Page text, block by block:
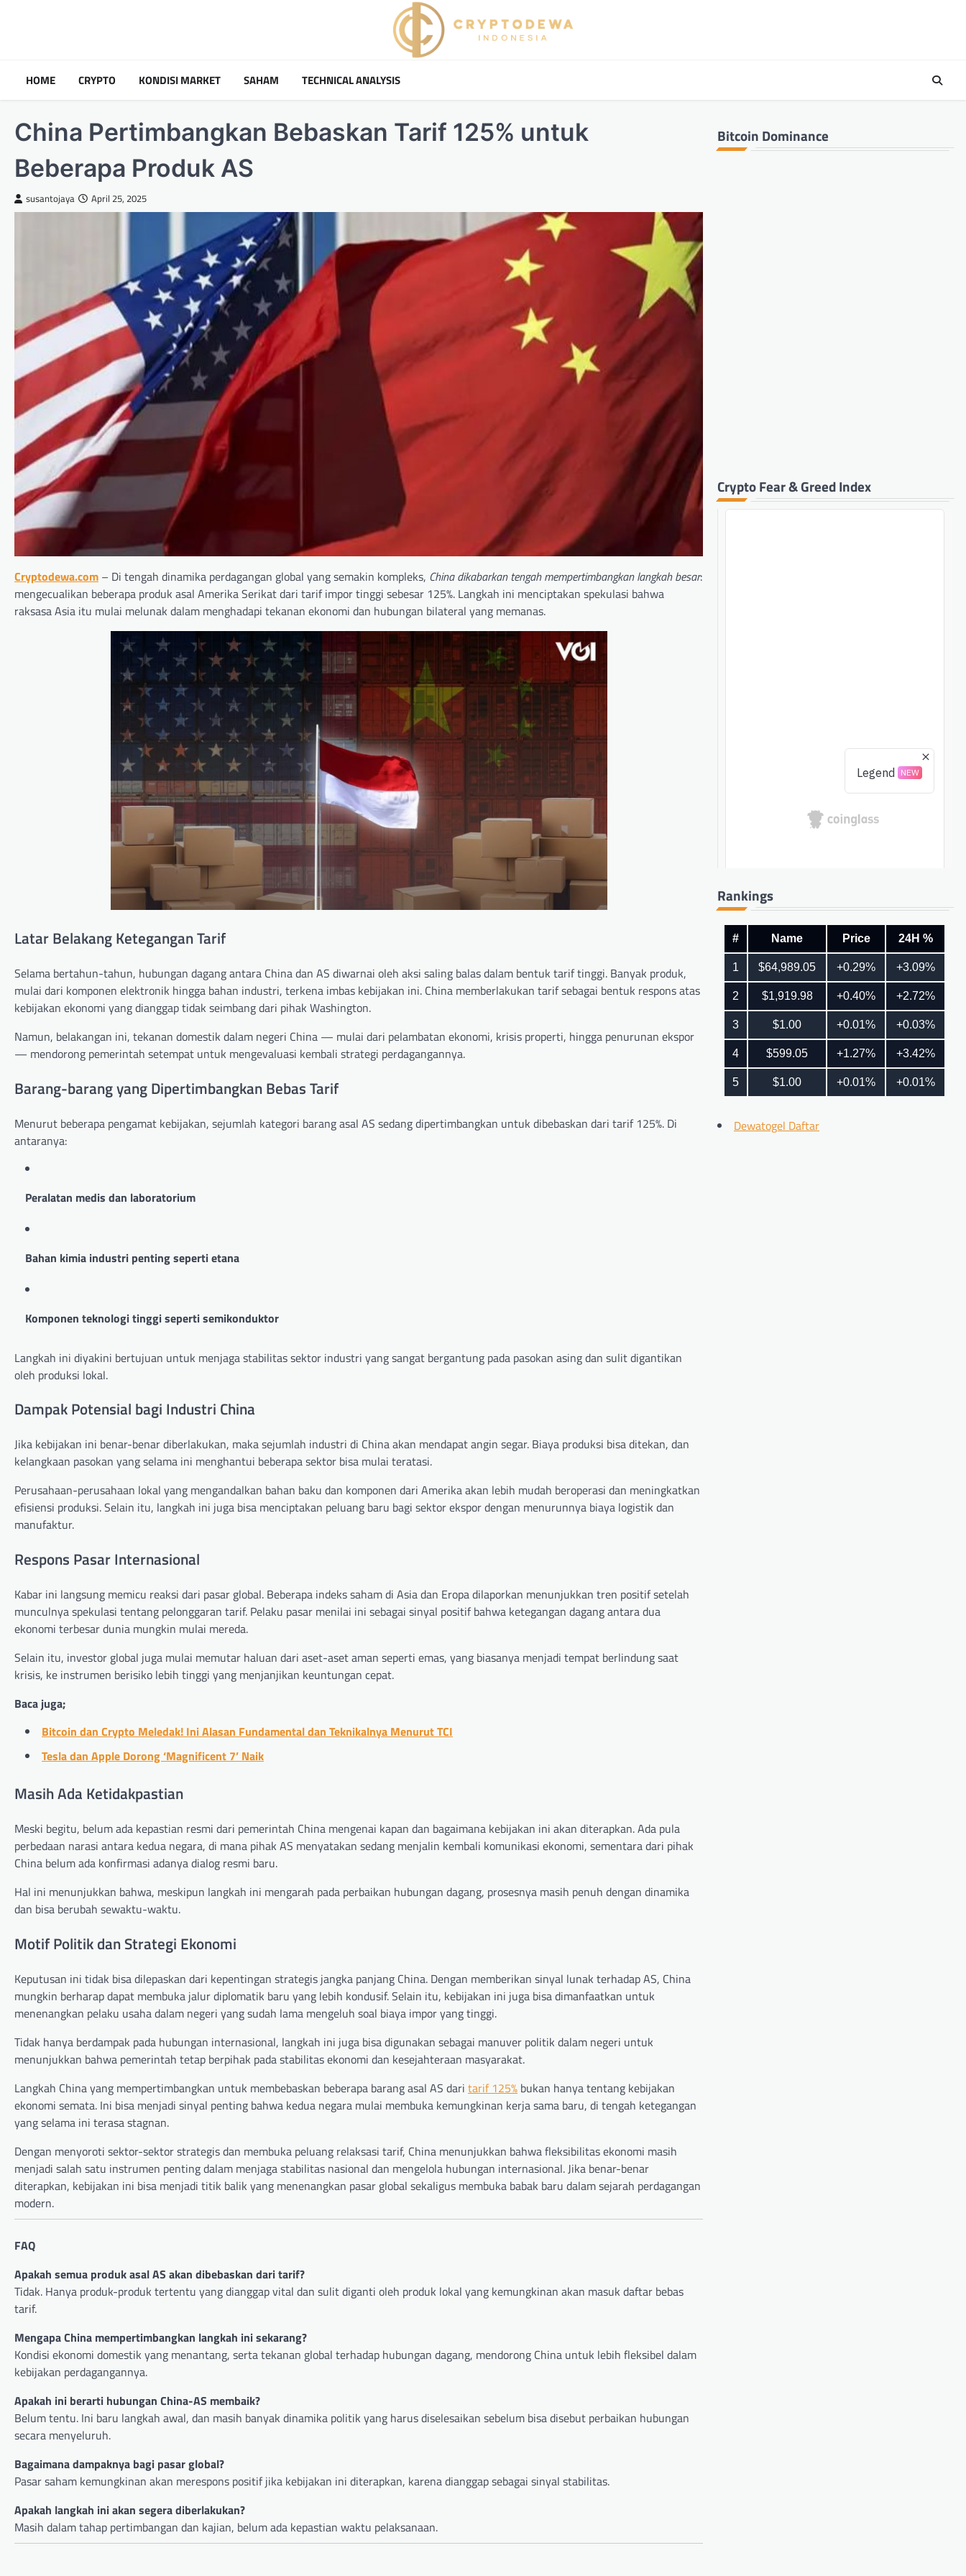
HOME CRYPTO KONDISI MARKET SAHAM TECHNICAL ANALYSIS
China Pertimbangkan Bebaskan Tarif 125% untuk
Beberapa Produk AS
susantojaya April 25, 2025
Cryptodewa.com – Di tengah dinamika perdagangan global yang semakin kompleks, China dikabarkan tengah mempertimbangkan langkah besar:
mengecualikan beberapa produk asal Amerika Serikat dari tarif impor tinggi sebesar 125%. Langkah ini menciptakan spekulasi bahwa
raksasa Asia itu mulai melunak dalam menghadapi tekanan ekonomi dan hubungan bilateral yang memanas.
Latar Belakang Ketegangan Tarif
Selama bertahun-tahun, hubungan dagang antara China dan AS diwarnai oleh aksi saling balas dalam bentuk tarif tinggi. Banyak produk,
mulai dari komponen elektronik hingga bahan industri, terkena imbas kebijakan ini. China memberlakukan tarif sebagai bentuk respons atas
kebijakan ekonomi yang dianggap tidak seimbang dari pihak Washington.
Namun, belakangan ini, tekanan domestik dalam negeri China — mulai dari pelambatan ekonomi, krisis properti, hingga penurunan ekspor
— mendorong pemerintah setempat untuk mengevaluasi kembali strategi perdagangannya.
Barang-barang yang Dipertimbangkan Bebas Tarif
Menurut beberapa pengamat kebijakan, sejumlah kategori barang asal AS sedang dipertimbangkan untuk dibebaskan dari tarif 125%. Di
antaranya:
Peralatan medis dan laboratorium
Bahan kimia industri penting seperti etana
Komponen teknologi tinggi seperti semikonduktor
Langkah ini diyakini bertujuan untuk menjaga stabilitas sektor industri yang sangat bergantung pada pasokan asing dan sulit digantikan
oleh produksi lokal.
Dampak Potensial bagi Industri China
Jika kebijakan ini benar-benar diberlakukan, maka sejumlah industri di China akan mendapat angin segar. Biaya produksi bisa ditekan, dan
kelangkaan pasokan yang selama ini menghantui beberapa sektor bisa mulai teratasi.
Perusahaan-perusahaan lokal yang mengandalkan bahan baku dan komponen dari Amerika akan lebih mudah beroperasi dan meningkatkan
efisiensi produksi. Selain itu, langkah ini juga bisa menciptakan peluang baru bagi sektor ekspor dengan menurunnya biaya logistik dan
manufaktur.
Respons Pasar Internasional
Kabar ini langsung memicu reaksi dari pasar global. Beberapa indeks saham di Asia dan Eropa dilaporkan menunjukkan tren positif setelah
munculnya spekulasi tentang pelonggaran tarif. Pelaku pasar menilai ini sebagai sinyal positif bahwa ketegangan dagang antara dua
ekonomi terbesar dunia mungkin mulai mereda.
Selain itu, investor global juga mulai memutar haluan dari aset-aset aman seperti emas, yang biasanya menjadi tempat berlindung saat
krisis, ke instrumen berisiko lebih tinggi yang menjanjikan keuntungan cepat.
Baca juga;
Bitcoin dan Crypto Meledak! Ini Alasan Fundamental dan Teknikalnya Menurut TCI
Tesla dan Apple Dorong ‘Magnificent 7’ Naik
Masih Ada Ketidakpastian
Meski begitu, belum ada kepastian resmi dari pemerintah China mengenai kapan dan bagaimana kebijakan ini akan diterapkan. Ada pula
perbedaan narasi antara kedua negara, di mana pihak AS menyatakan sedang menjalin kembali komunikasi ekonomi, sementara dari pihak
China belum ada konfirmasi adanya dialog resmi baru.
Hal ini menunjukkan bahwa, meskipun langkah ini mengarah pada perbaikan hubungan dagang, prosesnya masih penuh dengan dinamika
dan bisa berubah sewaktu-waktu.
Motif Politik dan Strategi Ekonomi
Keputusan ini tidak bisa dilepaskan dari kepentingan strategis jangka panjang China. Dengan memberikan sinyal lunak terhadap AS, China
mungkin berharap dapat membuka jalur diplomatik baru yang lebih kondusif. Selain itu, kebijakan ini juga bisa dimanfaatkan untuk
menenangkan pelaku usaha dalam negeri yang sudah lama mengeluh soal biaya impor yang tinggi.
Tidak hanya berdampak pada hubungan internasional, langkah ini juga bisa digunakan sebagai manuver politik dalam negeri untuk
menunjukkan bahwa pemerintah tetap berpihak pada stabilitas ekonomi dan kesejahteraan masyarakat.
Langkah China yang mempertimbangkan untuk membebaskan beberapa barang asal AS dari tarif 125% bukan hanya tentang kebijakan
ekonomi semata. Ini bisa menjadi sinyal penting bahwa kedua negara mulai membuka kemungkinan kerja sama baru, di tengah ketegangan
yang selama ini terasa stagnan.
Dengan menyoroti sektor-sektor strategis dan membuka peluang relaksasi tarif, China menunjukkan bahwa fleksibilitas ekonomi masih
menjadi salah satu instrumen penting dalam menjaga stabilitas nasional dan mengelola hubungan internasional. Jika benar-benar
diterapkan, kebijakan ini bisa menjadi titik balik yang menenangkan pasar global sekaligus membuka babak baru dalam sejarah perdagangan
modern.
FAQ
Apakah semua produk asal AS akan dibebaskan dari tarif?
Tidak. Hanya produk-produk tertentu yang dianggap vital dan sulit diganti oleh produk lokal yang kemungkinan akan masuk daftar bebas
tarif.
Mengapa China mempertimbangkan langkah ini sekarang?
Kondisi ekonomi domestik yang menantang, serta tekanan global terhadap hubungan dagang, mendorong China untuk lebih fleksibel dalam
kebijakan perdagangannya.
Apakah ini berarti hubungan China-AS membaik?
Belum tentu. Ini baru langkah awal, dan masih banyak dinamika politik yang harus diselesaikan sebelum bisa disebut perbaikan hubungan
secara menyeluruh.
Bagaimana dampaknya bagi pasar global?
Pasar saham kemungkinan akan merespons positif jika kebijakan ini diterapkan, karena dianggap sebagai sinyal stabilitas.
Apakah langkah ini akan segera diberlakukan?
Masih dalam tahap pertimbangan dan kajian, belum ada kepastian waktu pelaksanaan.
Bitcoin Dominance
Crypto Fear & Greed Index
Rankings
Dewatogel Daftar